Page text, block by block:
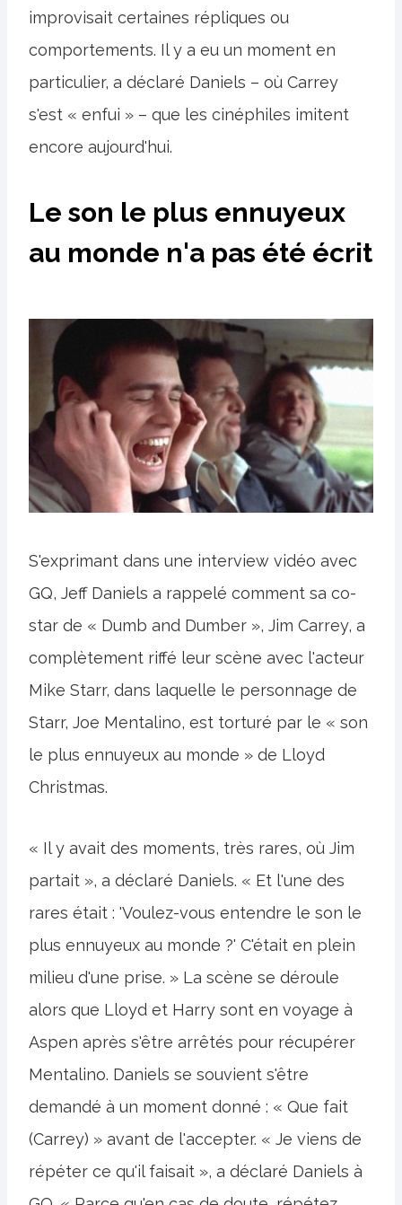
improvisait certaines répliques ou
comportements. Il y a eu un moment en
particulier, a déclaré Daniels – où Carrey
s'est « enfui » – que les cinéphiles imitent
encore aujourd'hui.
Le son le plus ennuyeux
au monde n'a pas été écrit
S'exprimant dans une interview vidéo avec
GQ, Jeff Daniels a rappelé comment sa co-
star de « Dumb and Dumber », Jim Carrey, a
complètement riffé leur scène avec l'acteur
Mike Starr, dans laquelle le personnage de
Starr, Joe Mentalino, est torturé par le « son
le plus ennuyeux au monde » de Lloyd
Christmas.
« Il y avait des moments, très rares, où Jim
partait », a déclaré Daniels. « Et l'une des
rares était : 'Voulez-vous entendre le son le
plus ennuyeux au monde ?' C'était en plein
milieu d'une prise. » La scène se déroule
alors que Lloyd et Harry sont en voyage à
Aspen après s'être arrêtés pour récupérer
Mentalino. Daniels se souvient s'être
demandé à un moment donné : « Que fait
(Carrey) » avant de l'accepter. « Je viens de
répéter ce qu'il faisait », a déclaré Daniels à